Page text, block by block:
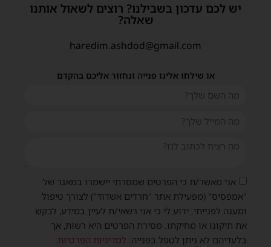
יש לכם עדכון בשבילנו? רוצים לשאול אותנו
שאלה?
haredim.ashdod@gmail.com
או שילחו אלינו פנייה ונחזור אליכם בהקדם
אני מאשר/ת כי הפרטים שמסרתי יישמרו במאגר של
"אמפסיס" (מפעילת אתר "חרדים אשדוד") לצורך טיפול
ומענה לפנייתי. ידוע לי כי אני רשאי/ת לעיין במידע, לבקש
את תיקונו או מחיקתו. מסירת הפרטים היא רשות, אך
בלעדיהם לא ניתן לטפל בפנייה. למדיניות הפרטיות.